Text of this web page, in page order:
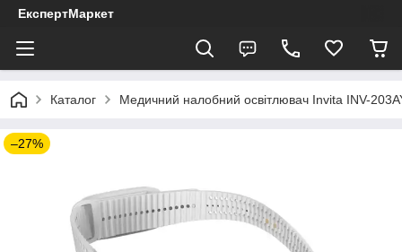
ЕкспертМаркет
Каталог Медичний налобний освітлювач Invita INV-
–27%